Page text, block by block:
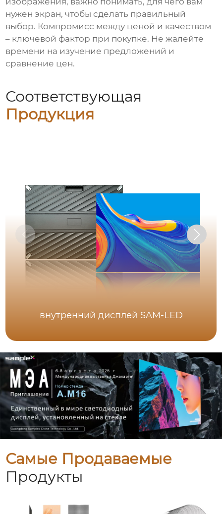
нужен экран, чтобы сделать правильный
выбор. Компромисс между ценой и качеством
– ключевой фактор при покупке. Не жалейте
времени на изучение предложений и
сравнение цен.
Соответствующая
Продукция
внутренний дисплей SAM-LED
Самые Продаваемые
Продукты